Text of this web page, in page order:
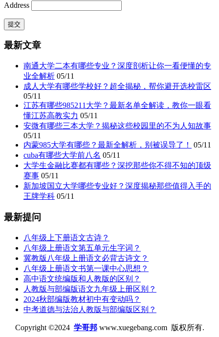
Address
最新文章
南通大学二本有哪些专业？深度剖析让你一看便懂的专
业全解析 05/11
成人大学有哪些学校好？超全揭秘，帮你避开选校雷区
05/11
江苏有哪些985211大学？最新名单全解读，教你一眼看
懂江苏高教实力 05/11
安微有哪些三本大学？揭秘这些校园里的不为人知故事
05/11
内蒙985大学有哪些？最新全解析，别被误导了！
05/11
cuba有哪些大学前八名 05/11
大学生金融比赛都有哪些？深挖那些你不得不知的顶级
赛事 05/11
新加坡国立大学哪些专业好？深度揭秘那些值得入手的
王牌学科 05/11
最新提问
八年级上下册语文古诗？
八年级上册语文第五单元生字词？
冀教版八年级上册语文必背古诗文？
八年级上册语文书第一课中心思想？
高中语文统编版和人教版的区别？
人教版与部编版语文九年级上册区别？
2024秋部编版教材初中有变动吗？
中考道德与法治人教版与部编版区别？
Copyright ©2024 学哥邦www.xuegebang.com 版权所有.